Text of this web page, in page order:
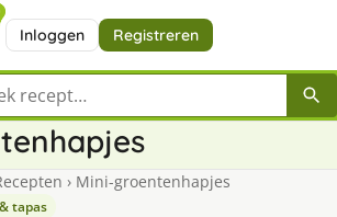
Inloggen Registreren
een recept
› Mini-groentenhapjes
tapas